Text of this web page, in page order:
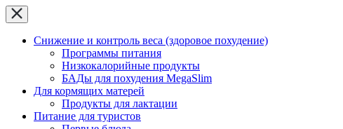
Снижение и контроль веса (здоровое похудение)
Программы питания
Низкокалорийные продукты
БАДы для похудения MegaSlim
Для кормящих матерей
Продукты для лактации
Питание для туристов